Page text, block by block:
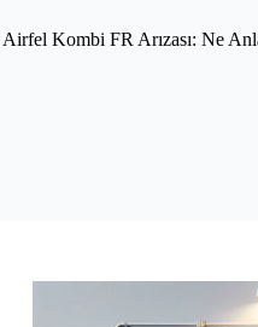
Airfel Kombi FR Arızası: Ne